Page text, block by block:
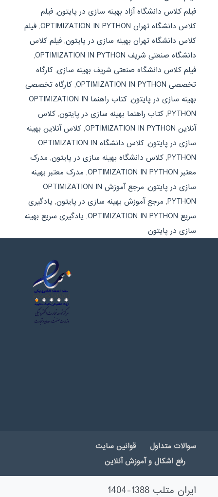
فیلم کلاس دانشگاه آزاد بهینه سازی در پایتون, فیلم
کلاس دانشگاه تهران OPTIMIZATION IN PYTHON
, فیلم
کلاس دانشگاه تهران بهینه سازی در پایتون, فیلم کلاس
دانشگاه صنعتی شریف OPTIMIZATION IN PYTHON
,
فیلم کلاس دانشگاه صنعتی شریف بهینه سازی, کارگاه
تخصصی OPTIMIZATION IN PYTHON
, کارگاه تخصصی
بهینه سازی در پایتون,
کتاب راهنما OPTIMIZATION IN
PYTHON
, کتاب راهنما بهینه سازی در پایتون, کلاس
آنلاین OPTIMIZATION IN PYTHON
, کلاس آنلاین بهینه
سازی در پایتون,
کلاس دانشگاه OPTIMIZATION IN
PYTHON
, کلاس دانشگاه بهینه سازی در پایتون, مدرک
معتبر OPTIMIZATION IN PYTHON
, مدرک معتبر بهینه
سازی در پایتون,
مرجع آموزش OPTIMIZATION IN
PYTHON
, مرجع آموزش بهینه سازی در پایتون, یادگیری
سریع OPTIMIZATION IN PYTHON
, یادگیری سریع بهینه
سازی در پایتون
سوالات متداول
قوانین سایت
رفع اشکال و آموزش آنلاین
ایران متلب 1388-1404